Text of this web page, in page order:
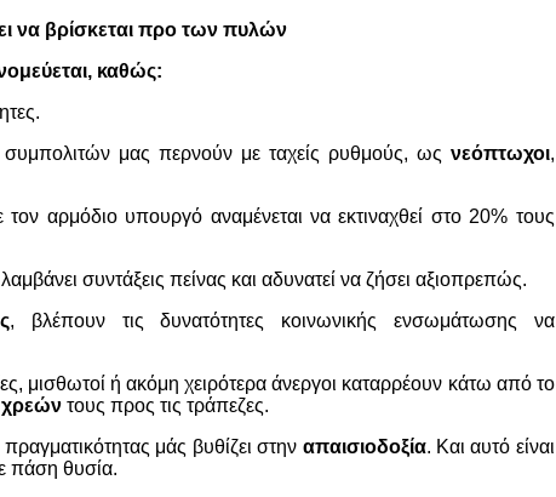
να βρίσκεται προ των πυλών
καθώς:
μας περνούν με ταχείς ρυθμούς, ως νεόπτωχοι,
αρμόδιο υπουργό αναμένεται να εκτιναχθεί στο 20% τους
συντάξεις πείνας και αδυνατεί να ζήσει αξιοπρεπώς.
, βλέπουν τις δυνατότητες κοινωνικής ενσωμάτωσης να
μισθωτοί ή ακόμη χειρότερα άνεργοι καταρρέουν κάτω από το
χρεών τους προς τις τράπεζες.
μάς βυθίζει στην απαισιοδοξία. Και αυτό είναι
πάση θυσία.